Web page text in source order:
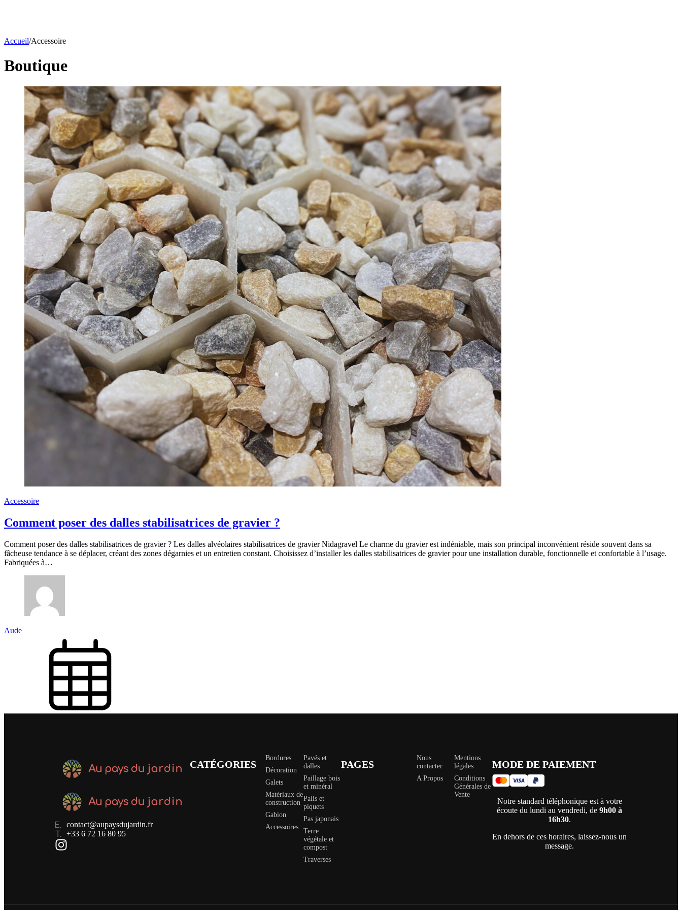
Accueil/Accessoire
Boutique
Accessoire
Comment poser des dalles stabilisatrices de gravier ?
Comment poser des dalles stabilisatrices de gravier ? Les dalles alvéolaires stabilisatrices de gravier Nidagravel Le charme du gravier est indéniable, mais son principal inconvénient réside souvent dans sa
fâcheuse tendance à se déplacer, créant des zones dégarnies et un entretien constant. Choisissez d’installer les dalles stabilisatrices de gravier pour une installation durable, fonctionnelle et confortable à l’usage.
Fabriquées à…
Aude
contact@aupaysdujardin.fr
+33 6 72 16 80 95
CATÉGORIES
Bordures
Décoration
Galets
Matériaux de
construction
Gabion
Accessoires
Pavés et
dalles
Paillage bois
et minéral
Palis et
piquets
Pas japonais
Terre
végétale et
compost
Traverses
PAGES
Nous
contacter
A Propos
Mentions
légales
Conditions
Générales de
Vente
MODE DE PAIEMENT
Notre standard téléphonique est à votre
écoute du lundi au vendredi, de9h00 à
16h30.
En dehors de ces horaires, laissez-nous un
message.